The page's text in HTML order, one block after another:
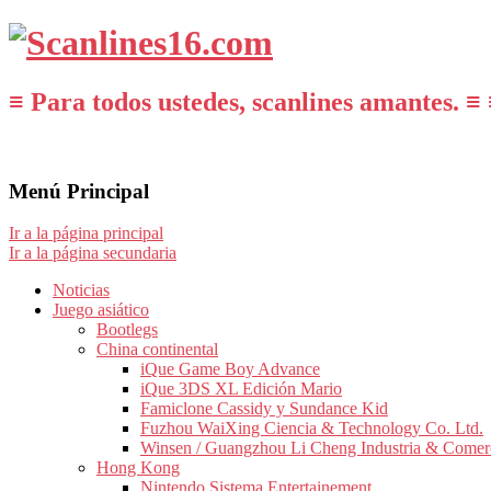
≡ Para todos ustedes, scanlines amantes. ≡
Menú Principal
Ir a la página principal
Ir a la página secundaria
Noticias
Juego asiático
Bootlegs
China continental
iQue Game Boy Advance
iQue 3DS XL Edición Mario
Famiclone Cassidy y Sundance Kid
Fuzhou WaiXing Ciencia & Technology Co. Ltd.
Winsen / Guangzhou Li Cheng Industria &
Hong Kong